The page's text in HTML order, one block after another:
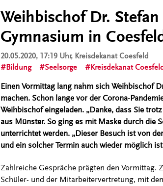
Weihbischof Dr.
Gymnasium in
20.05.2020, 17:19 Uhr, Kreisdekanat Coesfeld
Bildung
Seelsorge Kreisdekanat Coesfeld
Einen Vormittag lang nahm sich Weihbischof
machen. Schon lange vor der Corona-
Weihbischof eingeladen. „Danke, dass Sie
aus Münster. So ging es mit Maske durch die
unterrichtet werden. „Dieser Besuch ist von
und ein solcher Termin auch wieder möglich
Zahlreiche Gespräche prägten den Vormittag.
Schüler- und der Mitarbeitervertretung, mit